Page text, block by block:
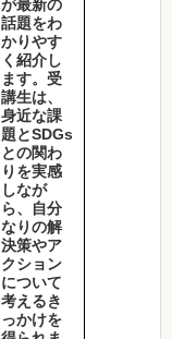
が最新の
話題をわ
かりやす
く紹介し
ます。受
講生は、
身近な課
題とSDGs
との関わ
りを実感
しなが
ら、自分
なりの解
決策やア
クション
について
考えるき
っかけを